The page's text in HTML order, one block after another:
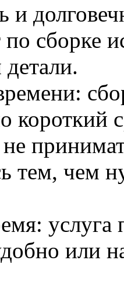
и
по сборке
короткий
тем, чем
услуга
или